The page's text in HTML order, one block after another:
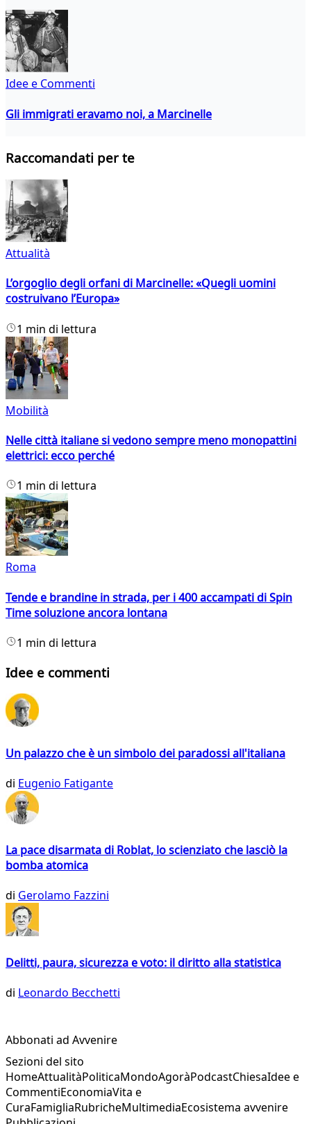
Idee e Commenti
Gli immigrati eravamo noi, a Marcinelle
Raccomandati per te
Attualità
L’orgoglio degli orfani di Marcinelle: «Quegli uomini
costruivano l’Europa»
1 min di lettura
Mobilità
Nelle città italiane si vedono sempre meno monopattini
elettrici: ecco perché
1 min di lettura
Roma
Tende e brandine in strada, per i 400 accampati di Spin
Time soluzione ancora lontana
1 min di lettura
Idee e commenti
Un palazzo che è un simbolo dei paradossi all'italiana
di Eugenio Fatigante
La pace disarmata di Roblat, lo scienziato che lasciò la
bomba atomica
di Gerolamo Fazzini
Delitti, paura, sicurezza e voto: il diritto alla statistica
di Leonardo Becchetti
Abbonati ad Avvenire
Sezioni del sito
HomeAttualitàPoliticaMondoAgoràPodcastChiesaIdee e
CommentiEconomiaVita e
CuraFamigliaRubricheMultimediaEcosistema avvenire